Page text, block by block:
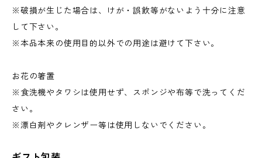
※破損が生じた場合は、けが・誤飲等がないよう十分に注意
して下さい。
※本品本来の使用目的以外での用途は避けて下さい。
お花の箸置
※食洗機やタワシは使用せず、スポンジや布等で洗ってくだ
さい。
※漂白剤やクレンザー等は使用しないでください。